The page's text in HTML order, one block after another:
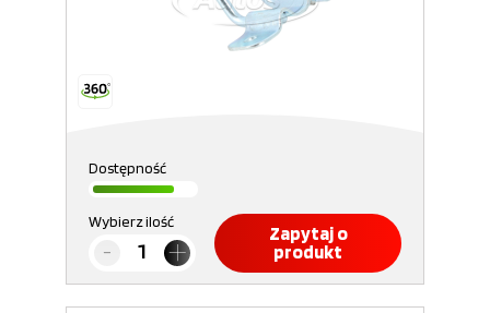
Dostępność
Wybierz ilość
Zapytaj o
produkt